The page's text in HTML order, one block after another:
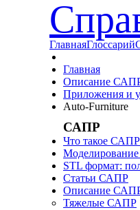
ГлавнаяГлоссарий
Главная
Описание
Приложения и
Auto-Furniture
САПР
Что такое
STL формат:
Статьи САПР
Описание
Тяжелые САПР